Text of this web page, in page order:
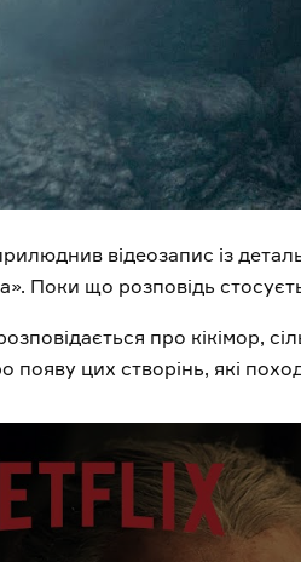
відеозапис із
Поки що розповідь
про кікімор,
появу цих створінь, які